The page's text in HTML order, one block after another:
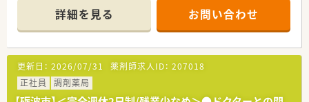
落ち着いてご就業いただけます。
詳細を見る お問い合わせ
更新日： 2026/07/31 薬剤師求人ID： 207018
正社員
調剤薬局